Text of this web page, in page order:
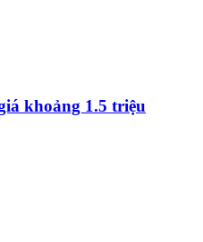
khoảng 1.5 triệu